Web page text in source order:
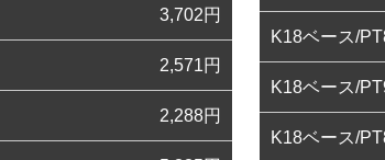
3,702円
2,571円
2,288円
K18ベース/
K18ベース/
K18ベース/